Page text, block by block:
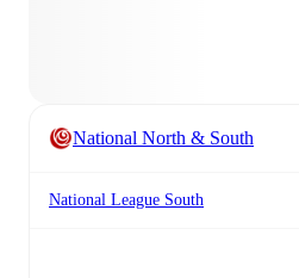
National North & South
National League South